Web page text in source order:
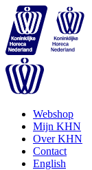
Webshop
Mijn KHN
Over KHN
Contact
English